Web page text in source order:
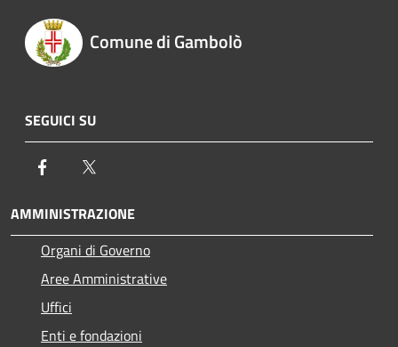
Comune di Gambolò
SEGUICI SU
Facebook
AMMINISTRAZIONE
Organi di Governo
Aree Amministrative
Uffici
Enti e fondazioni